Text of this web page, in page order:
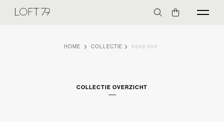
HOME COLLECTIE 6949 004
COLLECTIE OVERZICHT